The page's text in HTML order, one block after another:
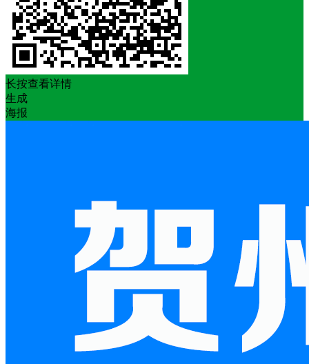
长按查看详情
生成
海报